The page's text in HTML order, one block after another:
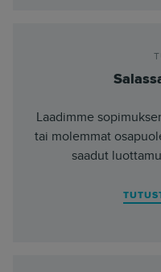
Laadimme
tai molemmat
saadut